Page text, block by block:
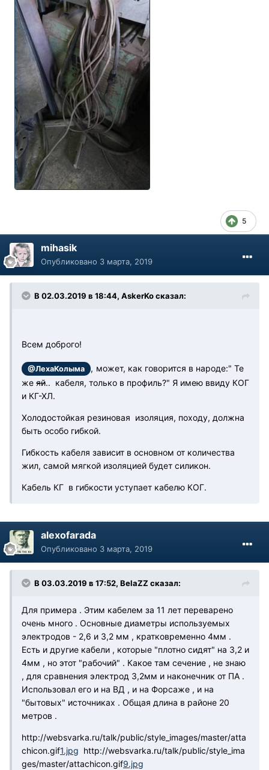
5
mihasik
Опубликовано 3 марта, 2019
В 02.03.2019 в 18:44, AskerKo сказал:
Всем доброго!
@ЛехаКолыма , может, как говорится в народе:" Те
же яй.. кабеля, только в профиль?" Я имею ввиду КОГ
и КГ-ХЛ.
Холодостойкая резиновая изоляция, походу, должна
быть особо гибкой.
Гибкость кабеля зависит в основном от количества
жил, самой мягкой изоляцией будет силикон.
Кабель КГ в гибкости уступает кабелю КОГ.
alexofarada
Опубликовано 3 марта, 2019
В 03.03.2019 в 17:52, BelaZZ сказал:
Для примера . Этим кабелем за 11 лет переварено
очень много . Основные диаметры используемых
электродов - 2,6 и 3,2 мм , кратковременно 4мм .
Есть и другие кабели , которые "плотно сидят" на 3,2 и
4мм , но этот "рабочий" . Какое там сечение , не знаю
, для сравнения электрод 3,2мм и наконечник от ПА .
Использовал его и на ВД , и на Форсаже , и на
"бытовых" источниках . Общая длина в районе 20
метров .
http://websvarka.ru/talk/public/style_images/master/atta
chicon.gif1.jpg http://websvarka.ru/talk/public/style_ima
ges/master/attachicon.gif9.jpg